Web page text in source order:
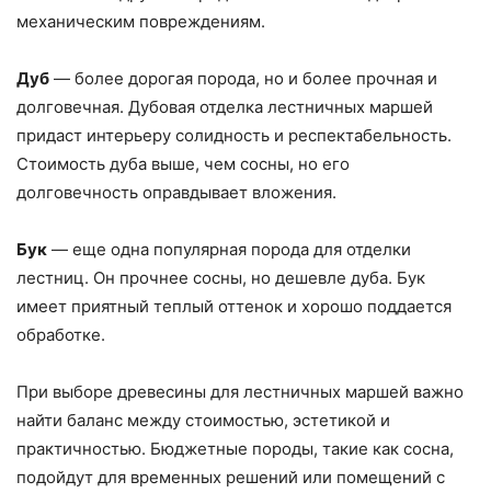
механическим повреждениям.
Дуб — более дорогая порода, но и более прочная и
долговечная. Дубовая отделка лестничных маршей
придаст интерьеру солидность и респектабельность.
Стоимость дуба выше, чем сосны, но его
долговечность оправдывает вложения.
Бук — еще одна популярная порода для отделки
лестниц. Он прочнее сосны, но дешевле дуба. Бук
имеет приятный теплый оттенок и хорошо поддается
обработке.
При выборе древесины для лестничных маршей важно
найти баланс между стоимостью, эстетикой и
практичностью. Бюджетные породы, такие как сосна,
подойдут для временных решений или помещений с